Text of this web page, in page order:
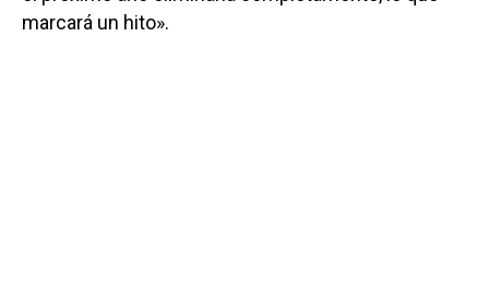
marcará un hito».